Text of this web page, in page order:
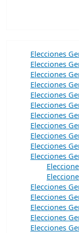
Elecciones
Elecciones
Elecciones
Elecciones
Elecciones
Elecciones
Elecciones
Elecciones
Elecciones
Elecciones
Elecciones
Elecciones
Elecciones
Elecciones
Elecciones
Elecciones